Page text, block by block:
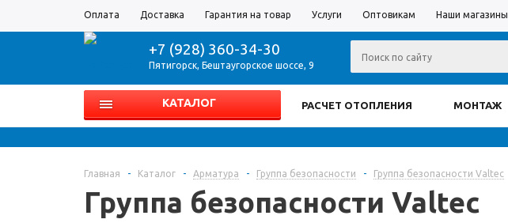
Оплата Доставка Гарантия на товар Услуги Оптовикам Наши магазины
+7 (928) 360-34-30
Пятигорск, Бештаугорское шоссе, 9
КАТАЛОГ РАСЧЕТ ОТОПЛЕНИЯ МОНТАЖ
Главная - Каталог - Арматура - Группа безопасности - Группа безопасности Valtec
Группа безопасности Valtec